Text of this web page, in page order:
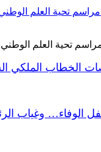
تحية العلم
تحية العلم
الخطاب الملكي
الوفاء… وغياب